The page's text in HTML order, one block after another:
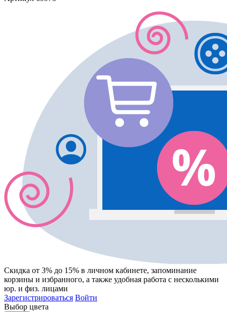
Скидка от 3% до 15% в личном кабинете, запоминание
корзины и избранного, а также удобная работа с несколькими
юр. и физ. лицами
Зарегистрироваться Войти
Выбор цвета